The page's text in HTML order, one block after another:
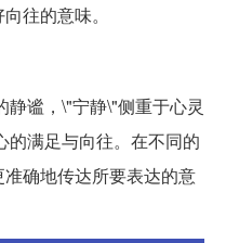
往的意味。
谧，\"宁静\"侧重于心灵
的满足与向往。在不同的
确地传达所要表达的意